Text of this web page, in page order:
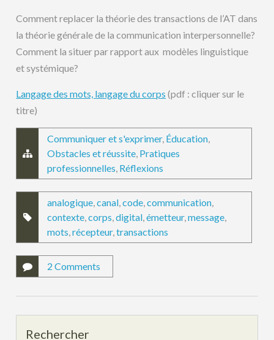
Comment replacer la théorie des transactions de l’AT dans
la théorie générale de la communication interpersonnelle?
Comment la situer par rapport aux modèles linguistique
et systémique?
Langage des mots, langage du corps (pdf : cliquer sur le
titre)
Communiquer et s'exprimer, Éducation,
Obstacles et réussite, Pratiques
professionnelles, Réflexions
analogique,canal,code,communication,
contexte,corps,digital,émetteur,message,
mots,récepteur,transactions
2 Comments
Rechercher